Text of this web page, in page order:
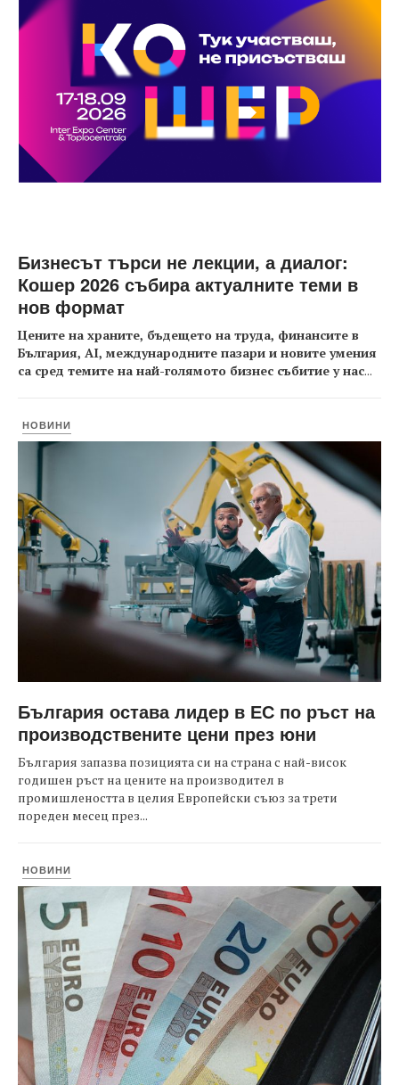
Бизнесът търси не лекции, а диалог:
Кошер 2026 събира актуалните теми в
нов формат
Цените на храните, бъдещето на труда, финансите в
България, AI, международните пазари и новите умения
са сред темите на най-голямото бизнес събитие у нас...
НОВИНИ
България остава лидер в ЕС по ръст на
производствените цени през юни
България запазва позицията си на страна с най-висок
годишен ръст на цените на производител в
промишлеността в целия Европейски съюз за трети
пореден месец през...
НОВИНИ